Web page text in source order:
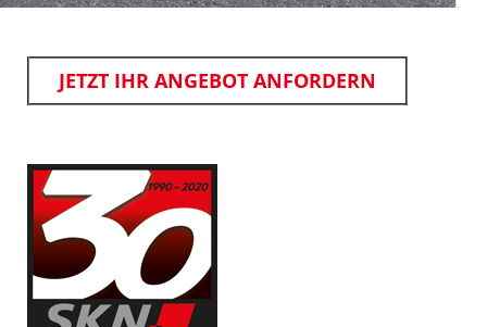
JETZT IHR ANGEBOT ANFORDERN